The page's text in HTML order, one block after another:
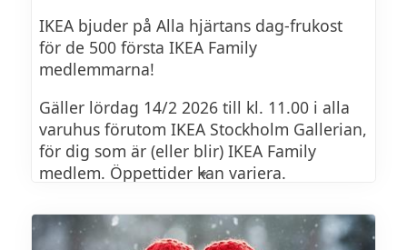
IKEA bjuder på Alla hjärtans dag-frukost
för de 500 första IKEA Family
medlemmarna!
Gäller lördag 14/2 2026 till kl. 11.00 i alla
varuhus förutom IKEA Stockholm Gallerian,
för dig som är (eller blir) IKEA Family
medlem. Öppettider kan variera.
Lokala varianter görs på IKEA Stockholm
Mall of Scandinavia och IKEA Uppsala.